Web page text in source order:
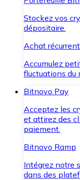
Stockez vos
dépositaire.
Achat
Accumulez
fluctuations du
Bitnovo Pay
Acceptez les
et attirez des
paiement.
Bitnovo Ramp
Intégrez notre
dans des